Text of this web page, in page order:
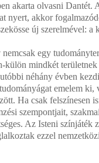
akarta olvasni Dantét.
nyert, akkor
új szerelmével:
egy
mindkét
néhány évben
emelem ki,
Ha csak felszínesen
szempontjait,
Az Isteni színjáték
ezzel